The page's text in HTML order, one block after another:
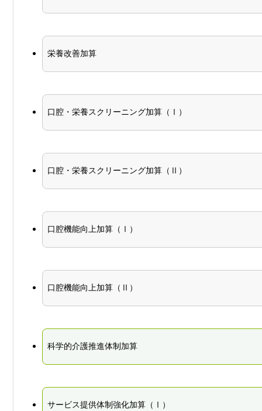
栄養改善加算
口腔・栄養スクリーニング加算（Ⅰ）
口腔・栄養スクリーニング加算（Ⅱ）
口腔機能向上加算（Ⅰ）
口腔機能向上加算（Ⅱ）
科学的介護推進体制加算
サービス提供体制強化加算（Ⅰ）